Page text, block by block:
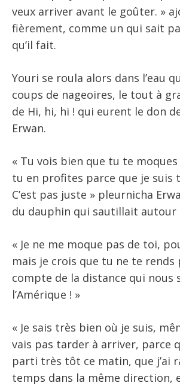
veux arriver avant le goûter. »
fièrement, comme un qui sait
qu’il fait.
Youri se roula alors dans l’eau
coups de nageoires, le tout à
de Hi, hi, hi ! qui eurent le don
Erwan.
« Tu vois bien que tu te
tu en profites parce que je suis
C’est pas juste » pleurnicha
du dauphin qui sautillait autour
« Je ne me moque pas de toi,
mais je crois que tu ne te rends
compte de la distance qui nous
l’Amérique ! »
« Je sais très bien où je suis,
vais pas tarder à arriver, parce
parti très tôt ce matin, que j’ai
temps dans la même direction,